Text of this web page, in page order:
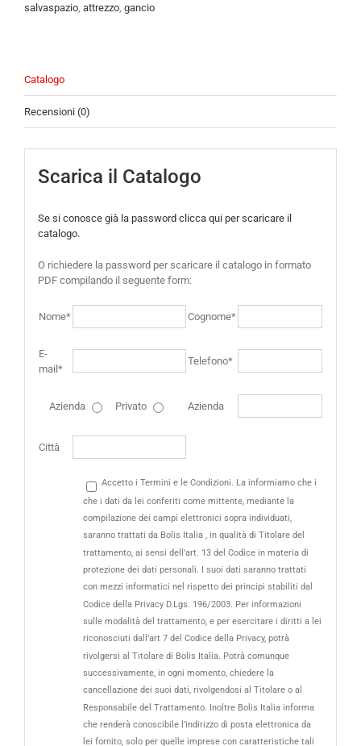
salvaspazio, attrezzo, gancio
Catalogo
Recensioni (0)
Scarica il Catalogo
Se si conosce già la password clicca qui per scaricare il
catalogo.
O richiedere la password per scaricare il catalogo in formato
PDF compilando il seguente form:
Nome* Cognome*
E-
mail*
Telefono*
Azienda Privato Azienda
Città
Accetto i Termini e le Condizioni. La informiamo che i
che i dati da lei conferiti come mittente, mediante la
compilazione dei campi elettronici sopra individuati,
saranno trattati da Bolis Italia , in qualità di Titolare del
trattamento, ai sensi dell'art. 13 del Codice in materia di
protezione dei dati personali. I suoi dati saranno trattati
con mezzi informatici nel rispetto dei principi stabiliti dal
Codice della Privacy D.Lgs. 196/2003. Per informazioni
sulle modalità del trattamento, e per esercitare i diritti a lei
riconosciuti dall’art 7 del Codice della Privacy, potrà
rivolgersi al Titolare di Bolis Italia. Potrà comunque
successivamente, in ogni momento, chiedere la
cancellazione dei suoi dati, rivolgendosi al Titolare o al
Responsabile del Trattamento. Inoltre Bolis Italia informa
che renderà conoscibile l’indirizzo di posta elettronica da
lei fornito, solo per quelle imprese con caratteristiche tali